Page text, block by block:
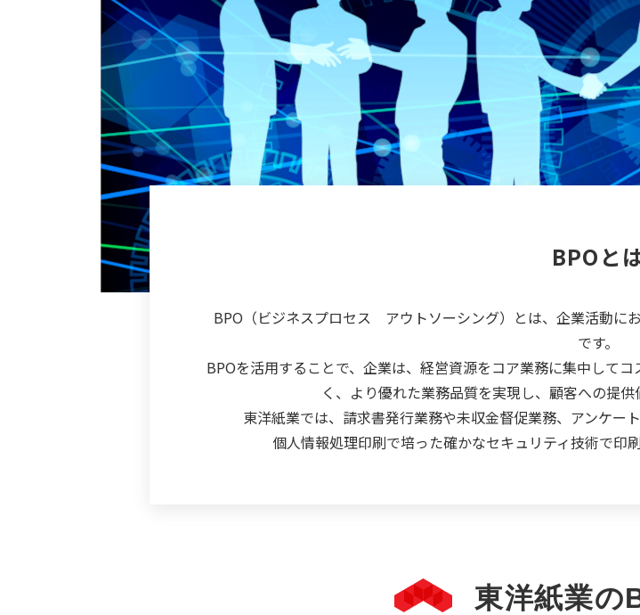
BPOと
BPO（ビジネスプロセス アウトソーシング）とは、企業活動に
です。
BPOを活用することで、企業は、経営資源をコア業務に集中して
く、より優れた業務品質を実現し、顧客への提供
東洋紙業では、請求書発行業務や未収金督促業務、アンケー
個人情報処理印刷で培った確かなセキュリティ技術で印
東洋紙業の